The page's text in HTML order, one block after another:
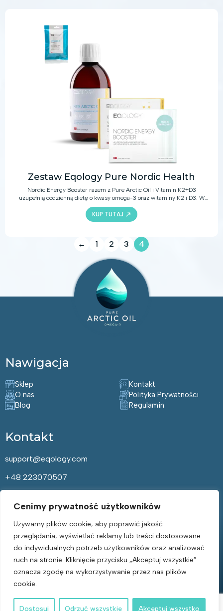
Cenimy prywatność użytkowników
Używamy plików cookie, aby poprawić jakość
przeglądania, wyświetlać reklamy lub treści dostosowane
do indywidualnych potrzeb użytkowników oraz analizować
ruch na stronie. Kliknięcie przycisku „Akceptuj wszystkie”
oznacza zgodę na wykorzystywanie przez nas plików
cookie.
Dostosuj Odrzuć wszystkie Akceptuj wszystko
Zestaw Eqology Pure Nordic Health
Nordic Energy Booster razem z Pure Arctic Oil i Vitamin K2+D3
uzupełnią codzienną dietę o kwasy omega-3 oraz witaminy K2 i D3. W
połączeniu ze zdrową i zrównoważoną dietą produkty te dostarczą
bogactwo aktywnych składników, które pomogą zachować zdrowy układ
odpornościowy i układ krążenia, wzmocnią kości oraz zapewnią wiele
KUP TUTAJ
← 1 2 3 4
Nawigacja
Sklep
O nas
Blog
Kontakt
Polityka Prywatności
Regulamin
Kontakt
support@eqology.com
+48 223070507
Bądź Zdrowy – Zapisz się do
Naszego Newslettera!
Email
Rodo
Przeczytałam(-em) i zgadzam się zPolityką prywatności
Wyślij